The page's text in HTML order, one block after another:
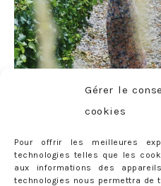
Gérer le
cookies
Pour offrir les meilleures
technologies telles que les
aux informations des
technologies nous permettra de